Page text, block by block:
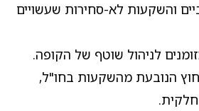
והשקעות לא-סחירות שעשויים
לניהול שוטף של הקופה.
הנובעת מהשקעות בחו"ל,